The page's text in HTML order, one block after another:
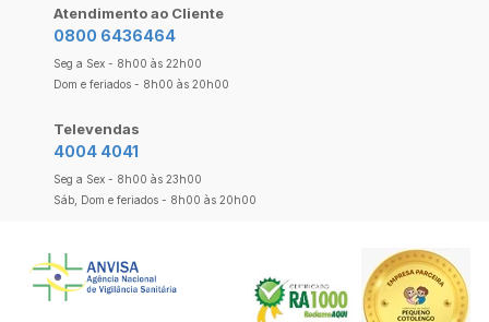
Atendimento ao Cliente
0800 6436464
Seg a Sex - 8h00 às 22h00
Dom e feriados - 8h00 às 20h00
Televendas
4004 4041
Seg a Sex - 8h00 às 23h00
Sáb, Dom e feriados - 8h00 às 20h00